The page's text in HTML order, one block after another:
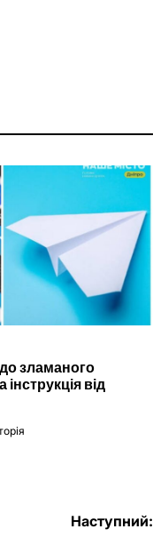
зламаного
від
Наступний: